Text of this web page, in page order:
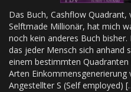
Das Buch, Cashflow
Selftmade Millionär, hat mich
noch kein anderes Buch
das jeder Mensch sich anhand
einem bestimmten
Arten Einkommensgenerierung
Angestellter S (Self employed)